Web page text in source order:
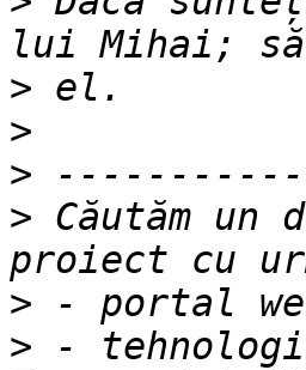
>
>
>
> Căutăm un
>
> -